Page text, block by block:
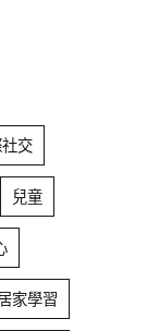
交
兒童
家學習